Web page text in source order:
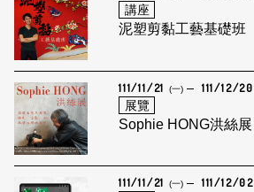
講座
泥塑剪黏工藝基礎班
111/11/21 (一) 111/12/20
展覽
Sophie HONG洪絲展
111/11/21 (一) 111/12/02